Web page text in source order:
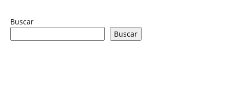
Mundo
Buscar
Buscar